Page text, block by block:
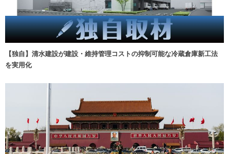
【独自】清水建設が建設・維持管理コストの抑制可能な冷蔵倉庫新工法
を実用化